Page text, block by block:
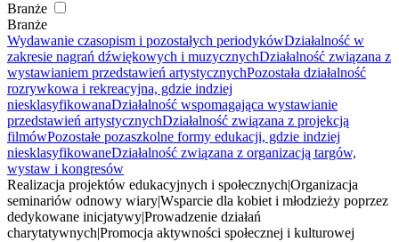
Branże
Branże
Wydawanie czasopism i pozostałych periodykówDziałalność w
zakresie nagrań dźwiękowych i muzycznychDziałalność związana z
wystawianiem przedstawień artystycznychPozostała działalność
rozrywkowa i rekreacyjna, gdzie indziej
niesklasyfikowanaDziałalność wspomagająca wystawianie
przedstawień artystycznychDziałalność związana z projekcją
filmówPozostałe pozaszkolne formy edukacji, gdzie indziej
niesklasyfikowaneDziałalność związana z organizacją targów,
wystaw i kongresów
Realizacja projektów edukacyjnych i społecznychOrganizacja
seminariów odnowy wiaryWsparcie dla kobiet i młodzieży poprzez
dedykowane inicjatywyProwadzenie działań
charytatywnychPromocja aktywności społecznej i kulturowej